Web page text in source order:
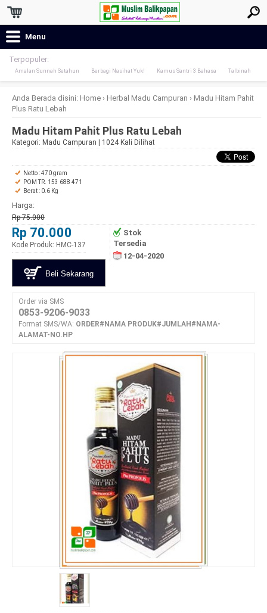
Menu
Terpopuler:
Amalan Sunnah Setahun Berbagi Nasihat Yuk! Kamus Santri 3 Bahasa Talbinah
Anda Berada disini: Home › Herbal Madu Campuran › Madu Hitam Pahit
Plus Ratu Lebah
Madu Hitam Pahit Plus Ratu Lebah
Kategori: Madu Campuran | 1024 Kali Dilihat
Netto : 470 gram
POM TR. 153 688 471
Berat : 0.6 Kg
Harga:
Rp 75.000
Rp 70.000
Kode Produk: HMC-137
Stok
Tersedia
12-04-2020
Beli Sekarang
Order via SMS
0853-9206-9033
Format SMS/WA: ORDER#NAMA PRODUK#JUMLAH#NAMA-
ALAMAT-NO.HP